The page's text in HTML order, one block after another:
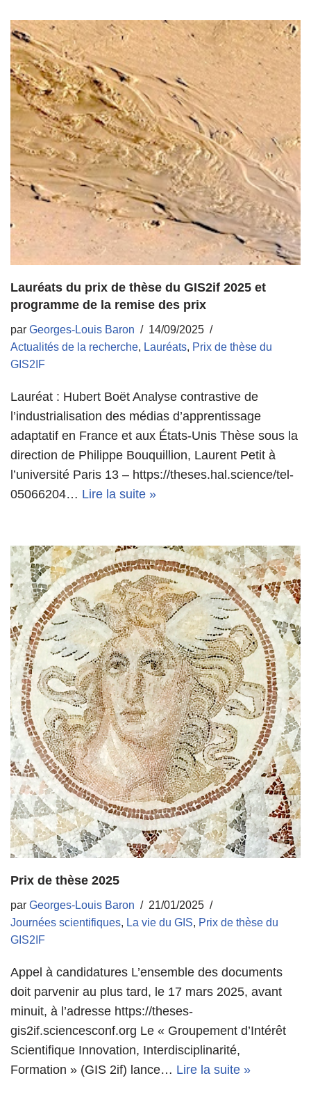
Lauréats du prix de thèse du GIS2if 2025 et
programme de la remise des prix
par Georges-Louis Baron
14/09/2025
Actualités de la recherche, Lauréats, Prix de thèse du
GIS2IF
Lauréat : Hubert Boët Analyse contrastive de
l’industrialisation des médias d’apprentissage
adaptatif en France et aux États-Unis Thèse sous la
direction de Philippe Bouquillion, Laurent Petit à
l’université Paris 13 – https://theses.hal.science/tel-
05066204… Lire la suite »
Prix de thèse 2025
par Georges-Louis Baron
21/01/2025
Journées scientifiques, La vie du GIS, Prix de thèse du
GIS2IF
Appel à candidatures L’ensemble des documents
doit parvenir au plus tard, le 17 mars 2025, avant
minuit, à l’adresse https://theses-
gis2if.sciencesconf.org Le « Groupement d’Intérêt
Scientifique Innovation, Interdisciplinarité,
Formation » (GIS 2if) lance… Lire la suite »